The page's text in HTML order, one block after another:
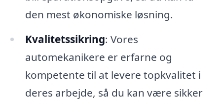
den mest økonomiske løsning.
Kvalitetssikring: Vores
automekanikere er erfarne og
kompetente til at levere topkvalitet i
deres arbejde, så du kan være sikker